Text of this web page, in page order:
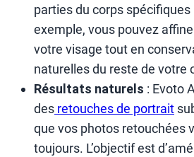
parties du corps spécifiques
exemple, vous pouvez
votre visage tout en
naturelles du reste de votre
Résultats naturels : Evoto
des retouches de portrait
que vos photos retouchées
toujours. L’objectif est